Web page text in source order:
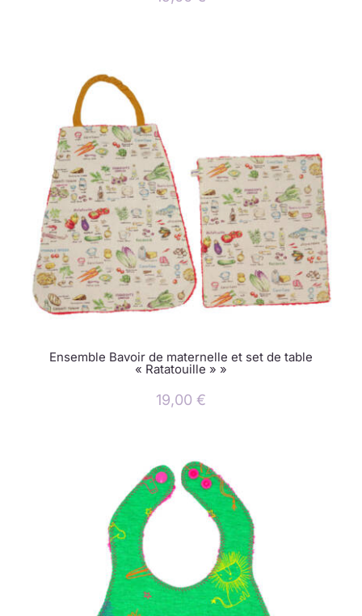
Ensemble Bavoir de maternelle et set de table
« Ratatouille » »
19,00 €